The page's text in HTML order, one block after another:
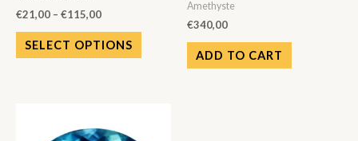
€21,00 – €115,00
SELECT OPTIONS
Amethyste
€340,00
ADD TO CART